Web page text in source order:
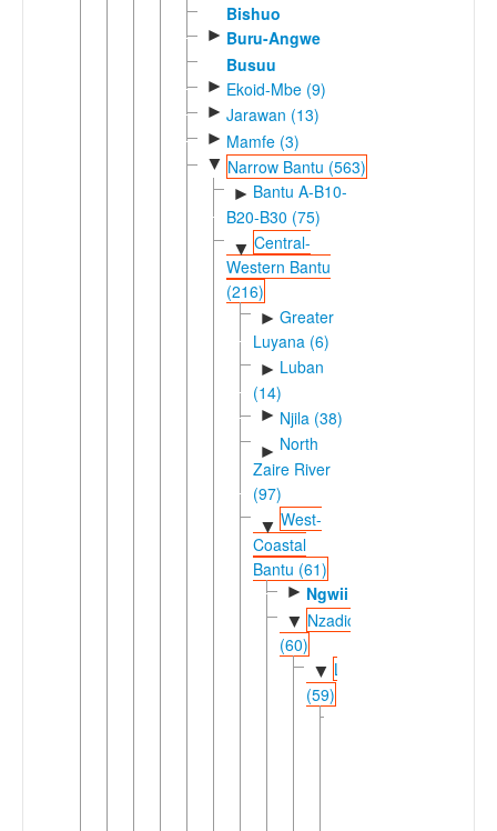
Bishuo
► Buru-Angwe
Busuu
► Ekoid-Mbe (9)
► Jarawan (13)
► Mamfe (3)
▼ Narrow Bantu (563)
► Bantu A-B10-
B20-B30 (75)
▼Central-
Western Bantu
(216)
► Greater
Luyana (6)
► Luban
(14)
► Njila (38)
► North
Zaire River
(97)
▼ West-
Coastal
Bantu (61)
► Ngwii
▼ Nzadic
(60)
▼ Lweric
(59)